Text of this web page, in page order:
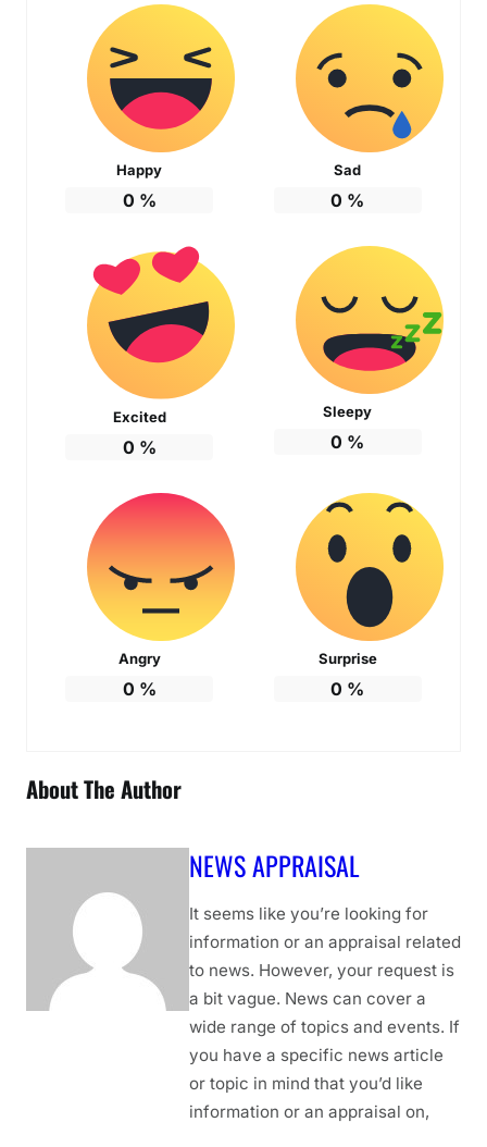
Happy
0 %
Sad
0 %
Excited
0 %
Sleepy
0 %
Angry
0 %
Surprise
0 %
About The Author
NEWS APPRAISAL
It seems like you’re looking for
information or an appraisal related
to news. However, your request is
a bit vague. News can cover a
wide range of topics and events. If
you have a specific news article
or topic in mind that you’d like
information or an appraisal on,